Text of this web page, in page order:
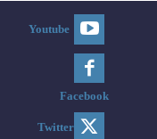
Youtube
Facebook
Twitter